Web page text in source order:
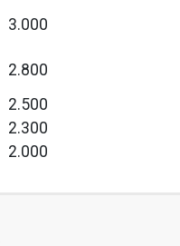
3.000
2.800
2.500
2.300
2.000